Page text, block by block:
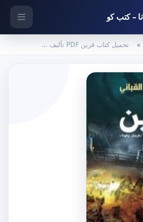
تحميل كتاب قرين PDF تأليف منذر القباني مجانا [كامل]